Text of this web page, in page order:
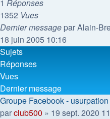
1 Réponses
1352 Vues
Dernier message parAlain-
18 juin 2005 10:16
Sujets
Réponses
Vues
Dernier message
Groupe Facebook - usurpation
parclub500 » 19 sept. 2020